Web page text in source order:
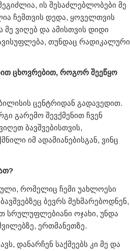
ის შესაძლებლობები მე
ჩემთვის დედა, ყოველთვის
მე ვიღებ და ამისთვის დიდი
თუნდაც რადიკალური
ცხოვრებით, როგორ შეეწყო
ცენტრიდან გადავედით.
გარემო შევქმენით ჩვენ
ბავშვებისთვის,
იმ ადამიანებისგან, ვინც
რომელიც ჩემი უახლოესი
ბევრს მეხმარებოდნენ,
სრულუფლებიანი ოჯახი, უნდა
ერთმანეთზე.
დანარჩენ საქმეებს კი მე და